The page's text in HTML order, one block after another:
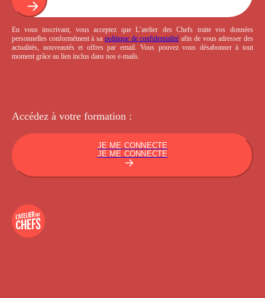
En vous inscrivant, vous acceptez que L’atelier des Chefs traite vos données
personnelles conformément à sa politique de confidentialité afin de vous adresser des
actualités, nouveautés et offres par email. Vous pouvez vous désabonner à tout
moment grâce au lien inclus dans nos e-mails.
Accédez à votre formation :
JE ME CONNECTE
JE ME CONNECTE